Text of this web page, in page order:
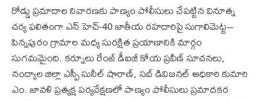
రోడ్డు ప్రమాదాల నివారణకు పాణ్యం పోలీసులు చేపట్టిన వినూత్న
చర్య ఫలితంగా ఎన్ హెచ్-40 జాతీయ రహదారిపై సుగాలిమెట్ట–
పిన్నపురం గ్రామాల మధ్య సురక్షిత ప్రయాణానికి మార్గం
సుగమమైంది. కర్నూలు రేంజ్ డీఐజీ కోయ ప్రవీణ్ సూచనలు,
నంద్యాల జిల్లా ఎస్పీ సునీల్ షొరాణ్, సబ్ డివిజనల్ అధికారి కుమారి
ఎం. జావళి ప్రత్యక్ష పర్యవేక్షణలో పాణ్యం పోలీసులు ప్రమాదకర